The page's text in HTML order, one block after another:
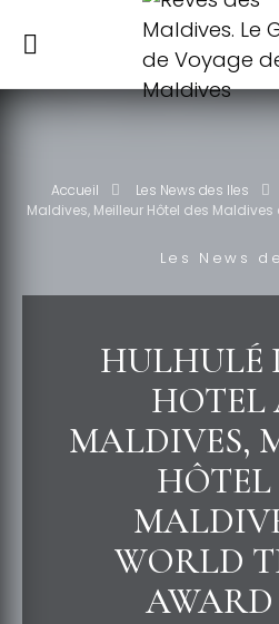
Accueil Les News des Iles
Maldives, Meilleur Hôtel des
Les News
HULHULÉ
HOTEL
MALDIVES,
HÔTEL
WORLD
AWARD